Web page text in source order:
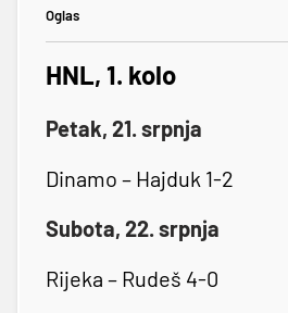
Oglas
HNL, 1. kolo
Petak, 21. srpnja
Dinamo – Hajduk 1-2
Subota, 22. srpnja
Rijeka – Rudeš 4-0